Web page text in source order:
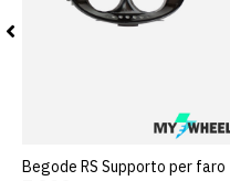
Begode RS Supporto per faro